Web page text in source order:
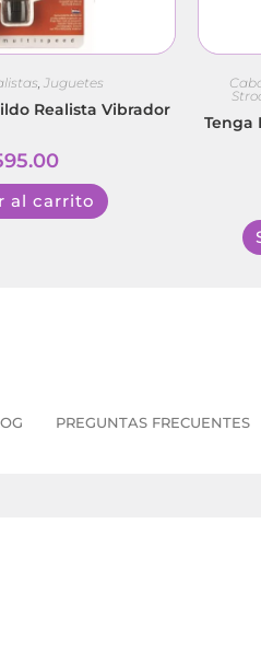
,Juguetes
Realista Vibrador
al carrito
Tenga
PREGUNTAS FRECUENTES